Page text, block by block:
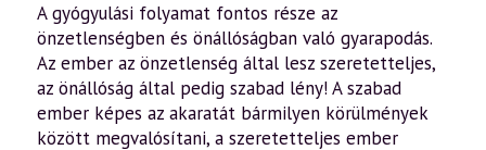
A gyógyulási folyamat fontos része az
önzetlenségben és önállóságban való gyarapodás.
Az ember az önzetlenség által lesz szeretetteljes,
az önállóság által pedig szabad lény! A szabad
ember képes az akaratát bármilyen körülmények
között megvalósítani, a szeretetteljes ember